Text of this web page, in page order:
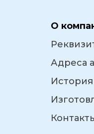
О
Адреса
История